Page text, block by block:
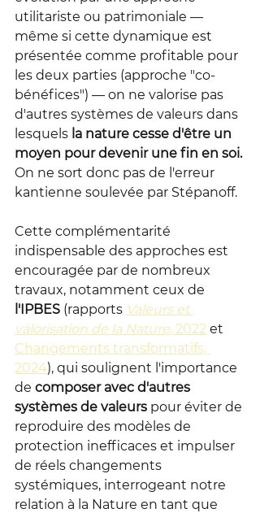
utilitariste ou patrimoniale —
même si cette dynamique est
présentée comme profitable pour
les deux parties (approche "co-
bénéfices") — on ne valorise pas
d'autres systèmes de valeurs dans
lesquels la nature cesse d'être un
moyen pour devenir une fin en soi.
On ne sort donc pas de l'erreur
kantienne soulevée par Stépanoff.
Cette complémentarité
indispensable des approches est
encouragée par de nombreux
travaux, notamment ceux de
l'IPBES (rapports Valeurs et
valorisation de la Nature, 2022 et
Changements transformatifs,
2024), qui soulignent l'importance
de composer avec d'autres
systèmes de valeurs pour éviter de
reproduire des modèles de
protection inefficaces et impulser
de réels changements
systémiques, interrogeant notre
relation à la Nature en tant que